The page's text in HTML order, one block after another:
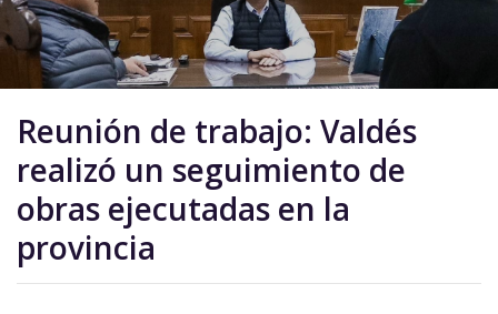
Reunión de trabajo: Valdés
realizó un seguimiento de
obras ejecutadas en la
provincia